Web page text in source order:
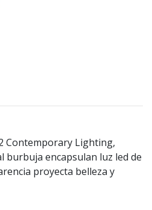
Contemporary Lighting,
burbuja encapsulan luz led de
proyecta belleza y